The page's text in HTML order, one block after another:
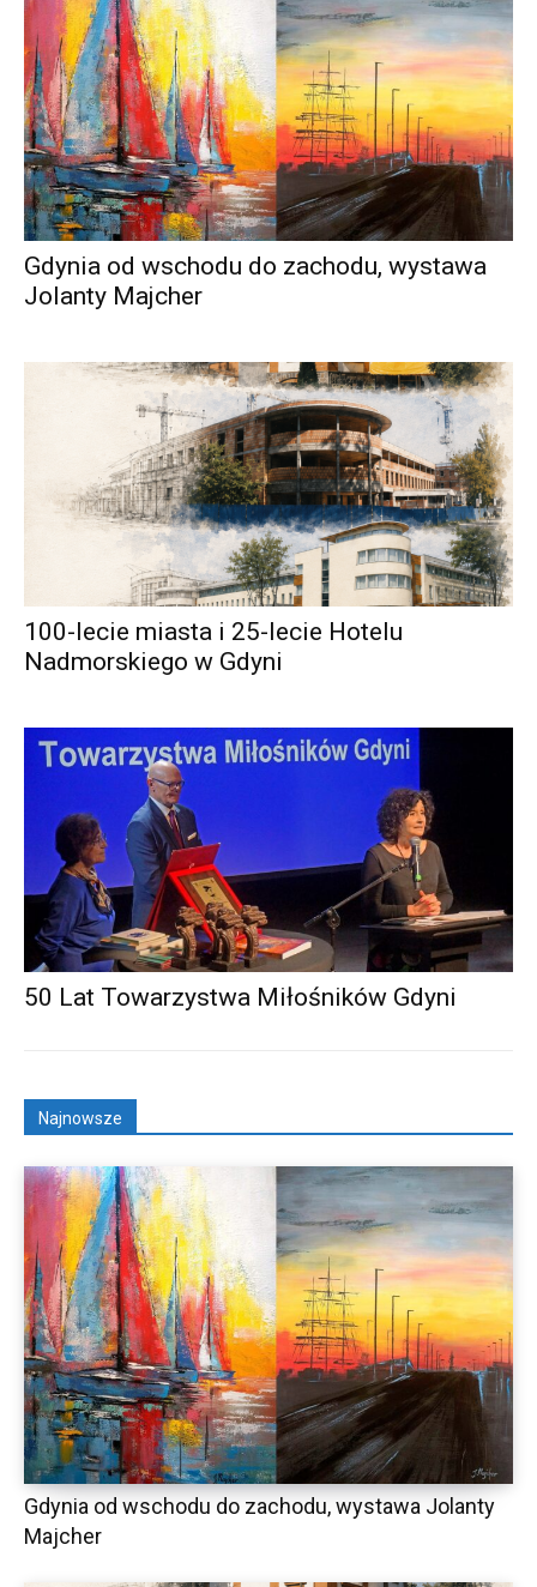
Gdynia od wschodu do zachodu, wystawa
Jolanty Majcher
100-lecie miasta i 25-lecie Hotelu
Nadmorskiego w Gdyni
50 Lat Towarzystwa Miłośników Gdyni
Najnowsze
Gdynia od wschodu do zachodu, wystawa Jolanty
Majcher